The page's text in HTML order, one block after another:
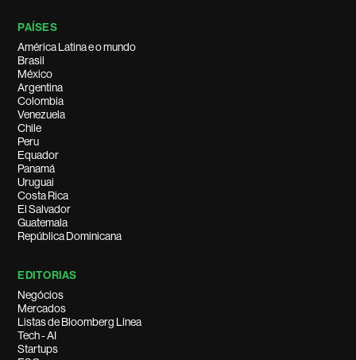
PAÍSES
América Latina e o mundo
Brasil
México
Argentina
Colombia
Venezuela
Chile
Peru
Equador
Panamá
Uruguai
Costa Rica
El Salvador
Guatemala
República Dominicana
EDITORIAS
Negócios
Mercados
Listas de Bloomberg Línea
Tech - AI
Startups